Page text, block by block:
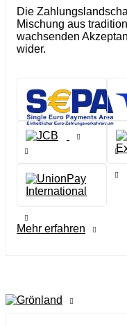
Die
Mischung aus
wachsenden
wider.
Mehr erfahren